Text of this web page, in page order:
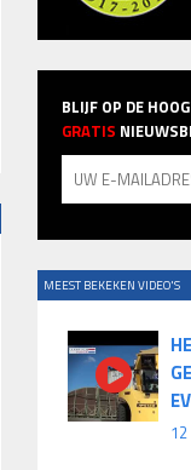
BLIJF OP DE
GRATIS
MEEST BEKEKEN VIDEO'S